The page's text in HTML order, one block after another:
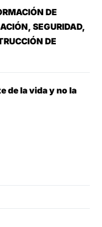
DE
SEGURIDAD,
DE
de la vida y no la